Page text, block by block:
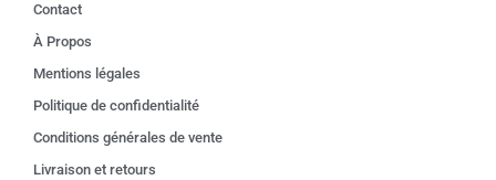
Contact
À Propos
Mentions légales
Politique de confidentialité
Conditions générales de vente
Livraison et retours